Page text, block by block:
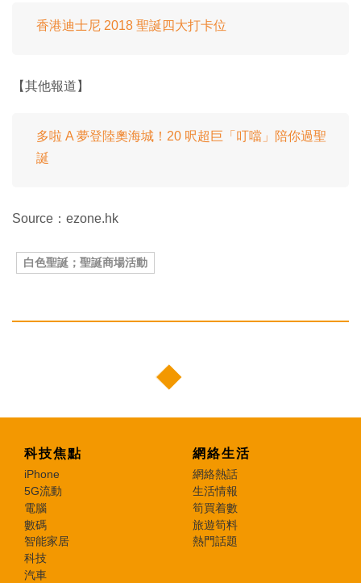
香港迪士尼 2018 聖誕四大打卡位
【其他報道】
多啦 A 夢登陸奧海城！20 呎超巨「叮噹」陪你過聖
誕
Source：ezone.hk
白色聖誕；聖誕商場活動
科技焦點
iPhone
5G流動
電腦
數碼
智能家居
科技
汽車
網絡生活
網絡熱話
生活情報
筍買着數
旅遊筍料
熱門話題